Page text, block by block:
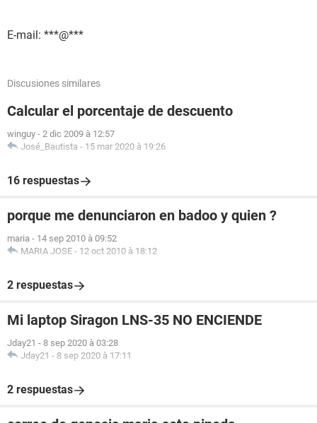
E-mail: ***@***
Discusiones similares
Calcular el porcentaje de descuento
winguy - 2 dic 2009 à 12:57
José_Bautista - 15 mar 2020 à 19:26
16 respuestas
porque me denunciaron en badoo y quien ?
maria - 14 sep 2010 à 09:52
MARIA JOSE - 12 oct 2010 à 18:12
2 respuestas
Mi laptop Siragon LNS-35 NO ENCIENDE
Jday21 - 8 sep 2020 à 03:28
Jday21 - 8 sep 2020 à 17:11
2 respuestas